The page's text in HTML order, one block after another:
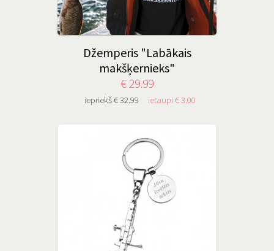
Džemperis "Labākais
makšķernieks"
€ 29.99
iepriekš € 32.99 ietaupi € 3.00